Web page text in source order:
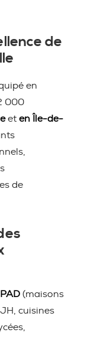
de
en
000
et en Île-de-
de
(maisons
cuisines